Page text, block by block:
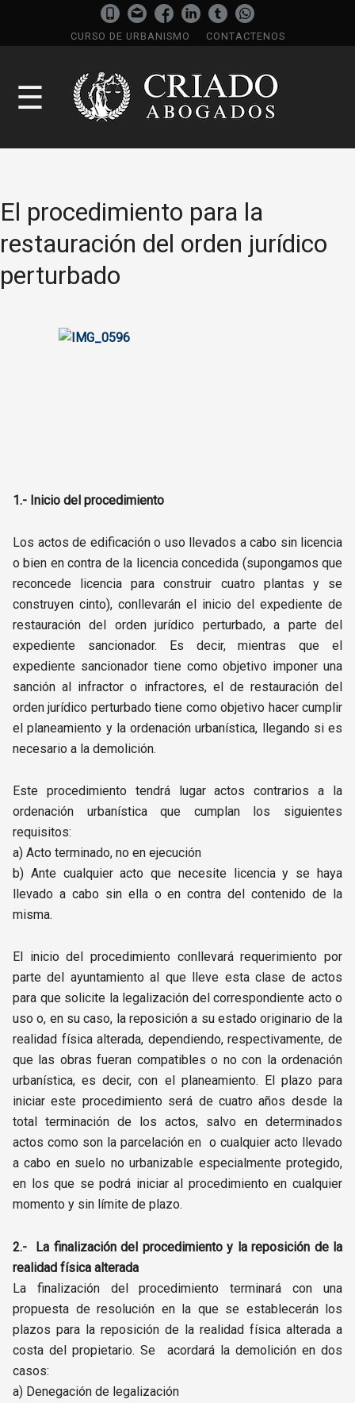
CURSO DE URBANISMO CONTACTENOS
☰
El procedimiento para la
restauración del orden jurídico
perturbado
1.- Inicio del procedimiento
Los actos de edificación o uso llevados a cabo sin licencia
o bien en contra de la licencia concedida (supongamos que
reconcede licencia para construir cuatro plantas y se
construyen cinto), conllevarán el inicio del expediente de
restauración del orden jurídico perturbado, a parte del
expediente sancionador. Es decir, mientras que el
expediente sancionador tiene como objetivo imponer una
sanción al infractor o infractores, el de restauración del
orden jurídico perturbado tiene como objetivo hacer cumplir
el planeamiento y la ordenación urbanística, llegando si es
necesario a la demolición.
Este procedimiento tendrá lugar actos contrarios a la
ordenación urbanística que cumplan los siguientes
requisitos:
a) Acto terminado, no en ejecución
b) Ante cualquier acto que necesite licencia y se haya
llevado a cabo sin ella o en contra del contenido de la
misma.
El inicio del procedimiento conllevará requerimiento por
parte del ayuntamiento al que lleve esta clase de actos
para que solicite la legalización del correspondiente acto o
uso o, en su caso, la reposición a su estado originario de la
realidad física alterada, dependiendo, respectivamente, de
que las obras fueran compatibles o no con la ordenación
urbanística, es decir, con el planeamiento. El plazo para
iniciar este procedimiento será de cuatro años desde la
total terminación de los actos, salvo en determinados
actos como son la parcelación en o cualquier acto llevado
a cabo en suelo no urbanizable especialmente protegido,
en los que se podrá iniciar al procedimiento en cualquier
momento y sin límite de plazo.
2.- La finalización del procedimiento y la reposición de la
realidad física alterada
La finalización del procedimiento terminará con una
propuesta de resolución en la que se establecerán los
plazos para la reposición de la realidad física alterada a
costa del propietario. Se acordará la demolición en dos
casos:
a) Denegación de legalización